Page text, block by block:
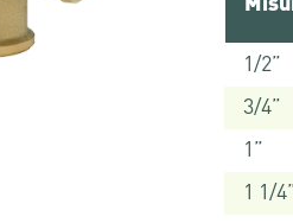
1/2”
3/4”
1”
1 1/